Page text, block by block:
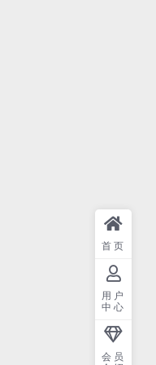
首页
用户
中心
会员